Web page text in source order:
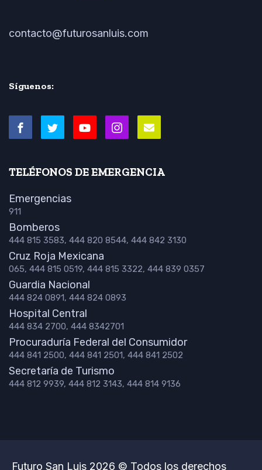
contacto@futurosanluis.com
Síguenos:
TELÉFONOS DE EMERGENCIA
Emergencias
911
Bomberos
444 815 3583, 444 820 8544, 444 842 3130
Cruz Roja Mexicana
065, 444 815 0519, 444 815 3322, 444 839 0357
Guardia Nacional
444 824 0891, 444 824 0893
Hospital Central
444 834 2700, 444 8342701
Procuraduría Federal del Consumidor
444 841 2500, 444 841 2501, 444 841 2502
Secretaría de Turismo
444 812 9939, 444 812 3143, 444 814 9136
Futuro San Luis 2026 © Todos los derechos